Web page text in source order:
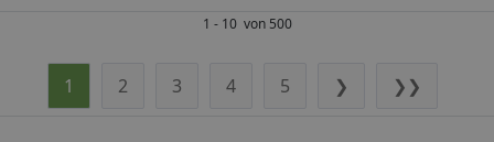
1 - 10 von 500
1 2 3 4 5 ❯ ❯❯